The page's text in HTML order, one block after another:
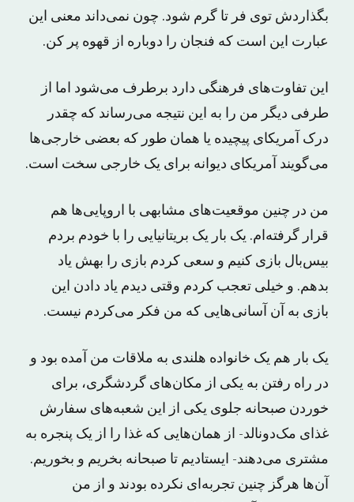
بگذاردش توی فر تا گرم شود. چون نمی‌داند معنی این
عبارت این است که فنجان را دوباره از قهوه پر کن.
این تفاوت‌های فرهنگی دارد برطرف می‌شود اما از
طرفی دیگر من را به این نتیجه می‌رساند که چقدر
درک آمریکای پیچیده یا همان طور که بعضی خارجی‌ها
می‌گویند آمریکای دیوانه برای یک خارجی سخت است.
من در چنین موقعیت‌های مشابهی با اروپایی‌ها هم
قرار گرفته‌ام. یک بار یک بریتانیایی را با خودم بردم
بیس‌بال بازی کنیم و سعی کردم بازی را بهش یاد
بدهم. و خیلی تعجب کردم وقتی دیدم یاد دادن این
بازی به آن آسانی‌هایی که من فکر می‌کردم نیست.
یک بار هم یک خانواده هلندی به ملاقات من آمده بود و
در راه رفتن به یکی از مکان‌های گردشگری، برای
خوردن صبحانه جلوی یکی از این شعبه‌های سفارش
غذای مک‌دونالد- از همان‌هایی که غذا را از یک پنجره به
مشتری می‌دهند- ایستادیم تا صبحانه بخریم و بخوریم.
آن‌ها هرگز چنین تجربه‌ای نکرده بودند و از من